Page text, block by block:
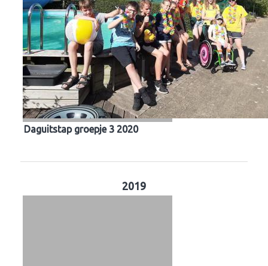
Daguitstap groepje 3 2020
2019